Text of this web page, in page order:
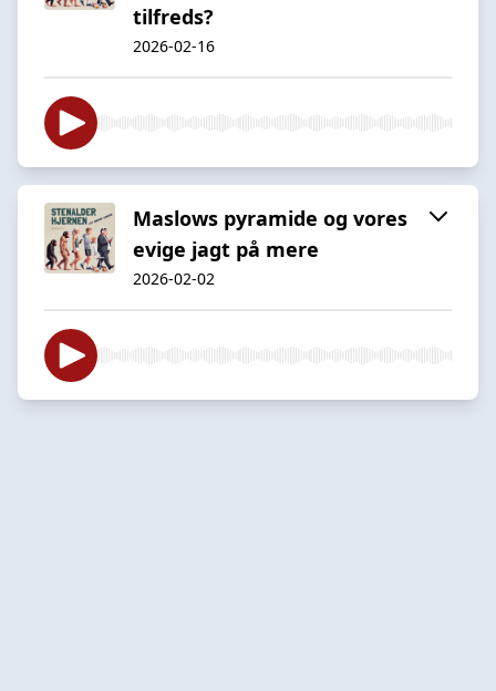
tilfreds?
2026-02-16
Maslows pyramide og vores
evige jagt på mere
2026-02-02